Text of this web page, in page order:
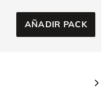
AÑADIR PACK